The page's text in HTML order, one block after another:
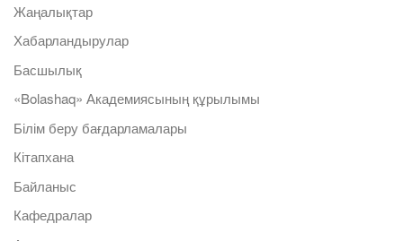
Жаңалықтар
Хабарландырулар
Басшылық
«Bolashaq» Академиясының құрылымы
Білім беру бағдарламалары
Кітапхана
Байланыс
Кафедралар